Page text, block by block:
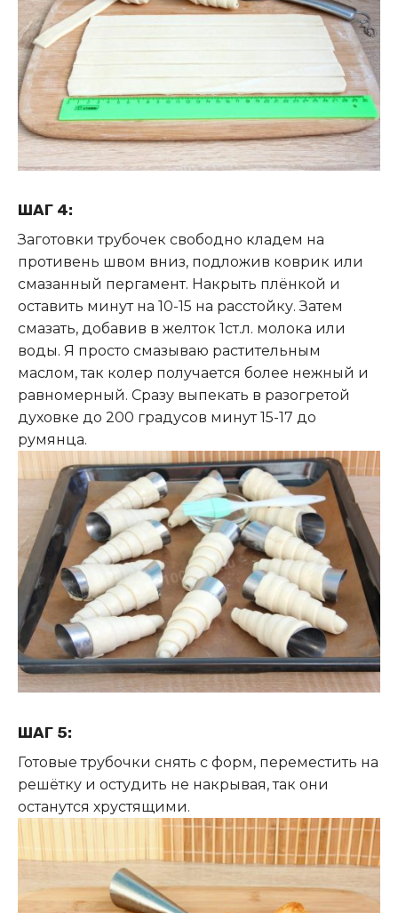
ШАГ 4:
Заготовки трубочек свободно кладем на
противень швом вниз, подложив коврик или
смазанный пергамент. Накрыть плёнкой и
оставить минут на 10-15 на расстойку. Затем
смазать, добавив в желток 1ст.л. молока или
воды. Я просто смазываю растительным
маслом, так колер получается более нежный и
равномерный. Сразу выпекать в разогретой
духовке до 200 градусов минут 15-17 до
румянца.
ШАГ 5:
Готовые трубочки снять с форм, переместить на
решётку и остудить не накрывая, так они
останутся хрустящими.